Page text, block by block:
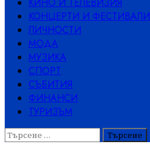
КОНЦЕРТИ И ФЕСТИВАЛИ
ЛИЧНОСТИ
МОДА
МУЗИКА
СПОРТ
СЪБИТИЯ
ФИНАНСИ
ТУРИЗЪМ
Търсене